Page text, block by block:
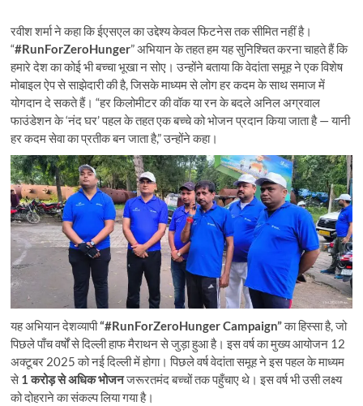
रवीश शर्मा ने कहा कि ईएसएल का उद्देश्य केवल फिटनेस तक सीमित नहीं है।
“#RunForZeroHunger” अभियान के तहत हम यह सुनिश्चित करना चाहते हैं कि
हमारे देश का कोई भी बच्चा भूखा न सोए। उन्होंने बताया कि वेदांता समूह ने एक विशेष
मोबाइल ऐप से साझेदारी की है, जिसके माध्यम से लोग हर कदम के साथ समाज में
योगदान दे सकते हैं। “हर किलोमीटर की वॉक या रन के बदले अनिल अग्रवाल
फाउंडेशन के ‘नंद घर’ पहल के तहत एक बच्चे को भोजन प्रदान किया जाता है — यानी
हर कदम सेवा का प्रतीक बन जाता है,” उन्होंने कहा।
यह अभियान देशव्यापी“#RunForZeroHunger Campaign”का हिस्सा है, जो
पिछले पाँच वर्षों से दिल्ली हाफ मैराथन से जुड़ा हुआ है। इस वर्ष का मुख्य आयोजन 12
अक्टूबर 2025 को नई दिल्ली में होगा। पिछले वर्ष वेदांता समूह ने इस पहल के माध्यम
से1 करोड़ से अधिक भोजनजरूरतमंद बच्चों तक पहुँचाए थे। इस वर्ष भी उसी लक्ष्य
को दोहराने का संकल्प लिया गया है।